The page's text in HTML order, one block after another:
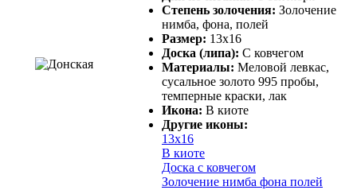
Степень золочения: Золочение
нимба, фона, полей
Размер: 13х16
Доска (липа): С ковчегом
Материалы: Меловой левкас,
сусальное золото 995 пробы,
темперные краски, лак
Икона: В киоте
Другие иконы:
13х16
В киоте
Доска с ковчегом
Золочение нимба фона полей